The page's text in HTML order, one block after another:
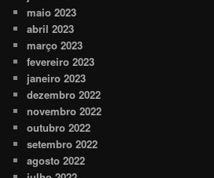
maio 2023
abril 2023
março 2023
fevereiro 2023
janeiro 2023
dezembro 2022
novembro 2022
outubro 2022
setembro 2022
agosto 2022